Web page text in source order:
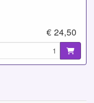
€ 24,50